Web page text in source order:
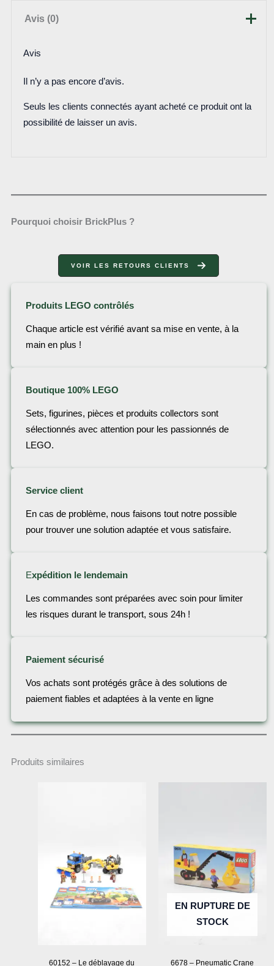
Avis (0)
Avis
Il n’y a pas encore d’avis.
Seuls les clients connectés ayant acheté ce produit ont la
possibilité de laisser un avis.
Pourquoi choisir BrickPlus ?
VOIR LES RETOURS CLIENTS
Produits LEGO contrôlés
Chaque article est vérifié avant sa mise en vente, à la
main en plus !
Boutique 100% LEGO
Sets, figurines, pièces et produits collectors sont
sélectionnés avec attention pour les passionnés de
LEGO.
Service client
En cas de problème, nous faisons tout notre possible
pour trouver une solution adaptée et vous satisfaire.
Expédition le lendemain
Les commandes sont préparées avec soin pour limiter
les risques durant le transport, sous 24h !
Paiement sécurisé
Vos achats sont protégés grâce à des solutions de
paiement fiables et adaptées à la vente en ligne
Produits similaires
60152 – Le déblayage du
EN RUPTURE DE
STOCK
6678 – Pneumatic Crane